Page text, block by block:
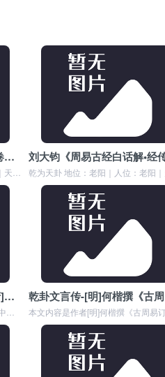
[南宋]杨万里撰《诚斋易传•卷一》【周易十翼】乾卦文言传
【周易十翼】乾卦文言传-[清]刁包撰《易酌•卷一》